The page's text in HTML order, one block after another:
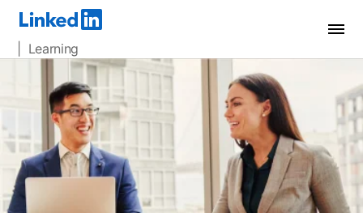
| Learning